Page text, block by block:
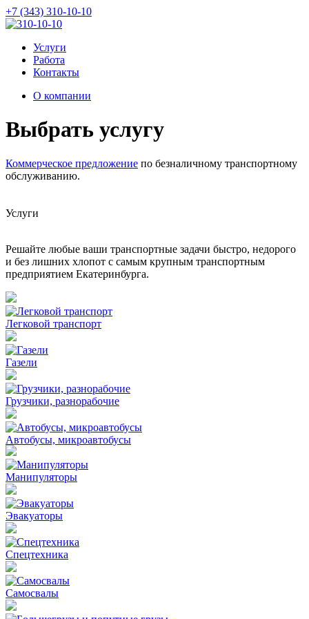
+7 (343) 310-10-10
Услуги
Работа
Контакты
О компании
Выбрать услугу
Коммерческое предложение по безналичному транспортному
обслуживанию.
Услуги
Решайте любые ваши транспортные задачи быстро, недорого
и без лишних хлопот с самым крупным транспортным
предприятием Екатеринбурга.
Легковой транспорт
Газели
Грузчики, разнорабочие
Автобусы, микроавтобусы
Манипуляторы
Эвакуаторы
Спецтехника
Самосвалы